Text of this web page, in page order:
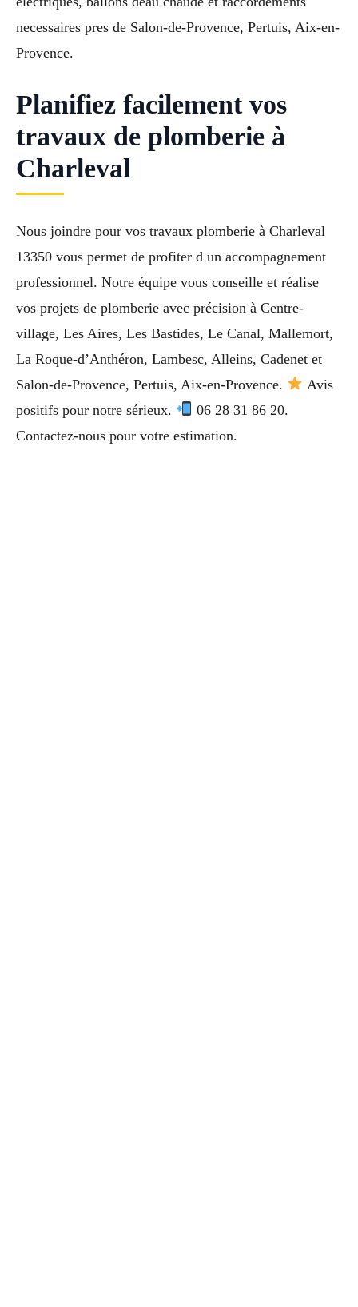
necessaires pres de Salon-de-Provence, Pertuis, Aix-en-
Provence.
Planifiez facilement vos
travaux de plomberie à
Charleval
Nous joindre pour vos travaux plomberie à Charleval
13350 vous permet de profiter d un accompagnement
professionnel. Notre équipe vous conseille et réalise
vos projets de plomberie avec précision à Centre-
village, Les Aires, Les Bastides, Le Canal, Mallemort,
La Roque-d’Anthéron, Lambesc, Alleins, Cadenet et
Salon-de-Provence, Pertuis, Aix-en-Provence.
Avis
positifs pour notre sérieux.
06 28 31 86 20.
Contactez-nous pour votre estimation.